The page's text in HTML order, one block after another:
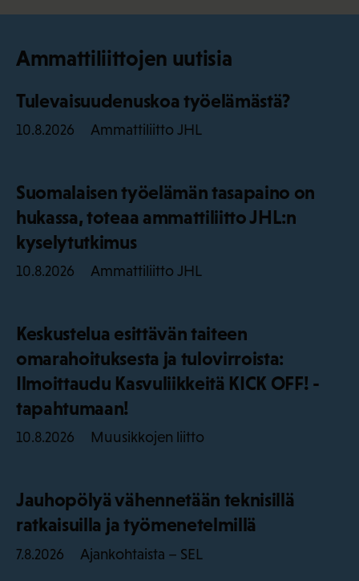
Ammattiliittojen uutisia
Tulevaisuudenuskoa työelämästä?
10.8.2026 Ammattiliitto JHL
Suomalaisen työelämän tasapaino on
hukassa, toteaa ammattiliitto JHL:n
kyselytutkimus
10.8.2026 Ammattiliitto JHL
Keskustelua esittävän taiteen
omarahoituksesta ja tulovirroista:
Ilmoittaudu Kasvuliikkeitä KICK OFF! -
tapahtumaan!
10.8.2026 Muusikkojen liitto
Jauhopölyä vähennetään teknisillä
ratkaisuilla ja työmenetelmillä
7.8.2026 Ajankohtaista – SEL